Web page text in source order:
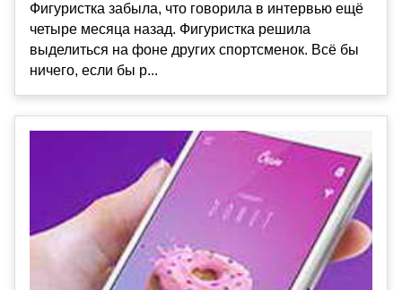
Фигуристка забыла, что говорила в интервью ещё
четыре месяца назад. Фигуристка решила
выделиться на фоне других спортсменок. Всё бы
ничего, если бы р...